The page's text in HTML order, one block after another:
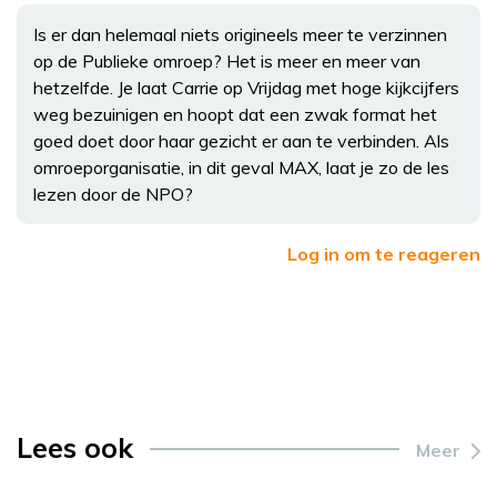
Is er dan helemaal niets origineels meer te verzinnen
op de Publieke omroep? Het is meer en meer van
hetzelfde. Je laat Carrie op Vrijdag met hoge kijkcijfers
weg bezuinigen en hoopt dat een zwak format het
goed doet door haar gezicht er aan te verbinden. Als
omroeporganisatie, in dit geval MAX, laat je zo de les
lezen door de NPO?
Log in om te reageren
Lees ook Meer